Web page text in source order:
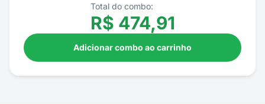
Total do combo:
R$ 474,91
Adicionar combo ao carrinho